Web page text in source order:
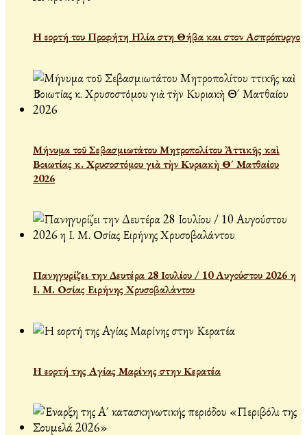
Η εορτή του Προφήτη Ηλία στη Θήβα και στον Ασπρόπυργο
Μήνυμα τοῦ Σεβασμιωτάτου Μητροπολίτου Ἀττικῆς καὶ
Βοιωτίας κ. Χρυσοστόμου γιὰ τὴν Κυριακὴ Θ´ Ματθαίου
2026
Πανηγυρίζει την Δευτέρα 28 Ιουλίου / 10 Αυγούστου 2026 η
Ι. Μ. Οσίας Ειρήνης Χρυσοβαλάντου
Η εορτή της Αγίας Μαρίνης στην Κερατέα